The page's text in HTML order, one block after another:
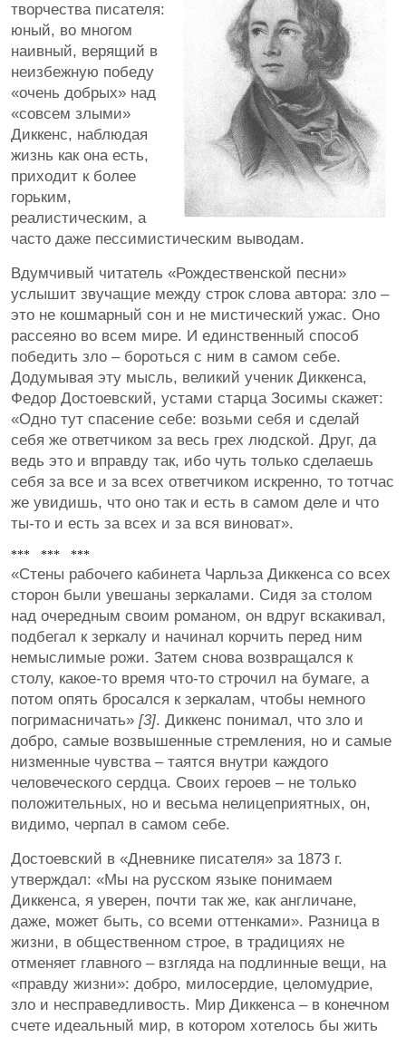
творчества писателя:
юный, во многом
наивный, верящий в
неизбежную победу
«очень добрых» над
«совсем злыми»
Диккенс, наблюдая
жизнь как она есть,
приходит к более
горьким,
реалистическим, а
часто даже пессимистическим выводам.
Вдумчивый читатель «Рождественской песни»
услышит звучащие между строк слова автора: зло –
это не кошмарный сон и не мистический ужас. Оно
рассеяно во всем мире. И единственный способ
победить зло – бороться с ним в самом себе.
Додумывая эту мысль, великий ученик Диккенса,
Федор Достоевский, устами старца Зосимы скажет:
«Одно тут спасение себе: возьми себя и сделай
себя же ответчиком за весь грех людской. Друг, да
ведь это и вправду так, ибо чуть только сделаешь
себя за все и за всех ответчиком искренно, то тотчас
же увидишь, что оно так и есть в самом деле и что
ты-то и есть за всех и за вся виноват».
*** *** ***
«Стены рабочего кабинета Чарльза Диккенса со всех
сторон были увешаны зеркалами. Сидя за столом
над очередным своим романом, он вдруг вскакивал,
подбегал к зеркалу и начинал корчить перед ним
немыслимые рожи. Затем снова возвращался к
столу, какое-то время что-то строчил на бумаге, а
потом опять бросался к зеркалам, чтобы немного
погримасничать» [3]. Диккенс понимал, что зло и
добро, самые возвышенные стремления, но и самые
низменные чувства – таятся внутри каждого
человеческого сердца. Своих героев – не только
положительных, но и весьма нелицеприятных, он,
видимо, черпал в самом себе.
Достоевский в «Дневнике писателя» за 1873 г.
утверждал: «Мы на русском языке понимаем
Диккенса, я уверен, почти так же, как англичане,
даже, может быть, со всеми оттенками». Разница в
жизни, в общественном строе, в традициях не
отменяет главного – взгляда на подлинные вещи, на
«правду жизни»: добро, милосердие, целомудрие,
зло и несправедливость. Мир Диккенса – в конечном
счете идеальный мир, в котором хотелось бы жить